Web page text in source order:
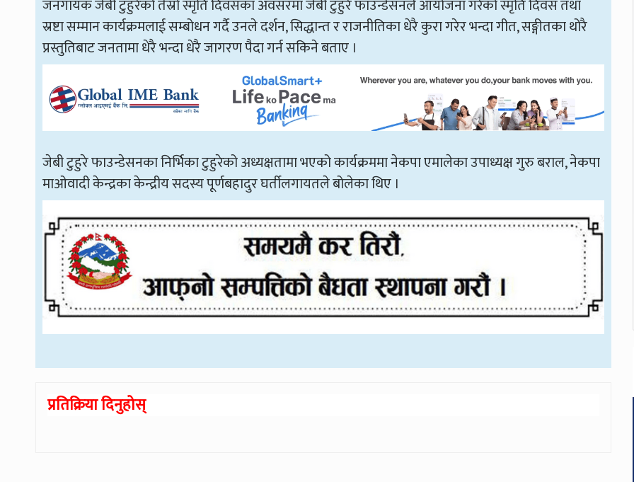
जनगायक जेबी टुहुरेको तेस्रो स्मृति दिवसका अवसरमा जेबी टुहुरे फाउन्डेसनले आयोजना गरेको स्मृति दिवस तथा
स्रष्टा सम्मान कार्यक्रमलाई सम्बोधन गर्दै उनले दर्शन, सिद्धान्त र राजनीतिका धेरै कुरा गरेर भन्दा गीत, सङ्गीतका थोरै
प्रस्तुतिबाट जनतामा धेरै भन्दा धेरै जागरण पैदा गर्न सकिने बताए ।
जेबी टुहुरे फाउन्डेसनका निर्भिका टुहुरेको अध्यक्षतामा भएको कार्यक्रममा नेकपा एमालेका उपाध्यक्ष गुरु बराल, नेकपा
माओवादी केन्द्रका केन्द्रीय सदस्य पूर्णबहादुर घर्तीलगायतले बोलेका थिए ।
प्रतिक्रिया दिनुहोस्